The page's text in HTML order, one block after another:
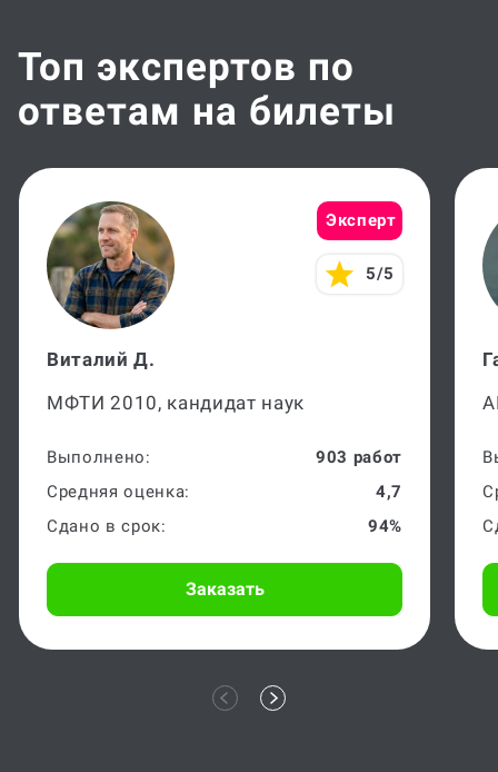
Топ экспертов по
ответам на билеты
Эксперт
5/5
Виталий Д.
МФТИ 2010, кандидат наук
Выполнено:
903 работ
Средняя оценка:
4,7
Сдано в срок:
94%
Заказать